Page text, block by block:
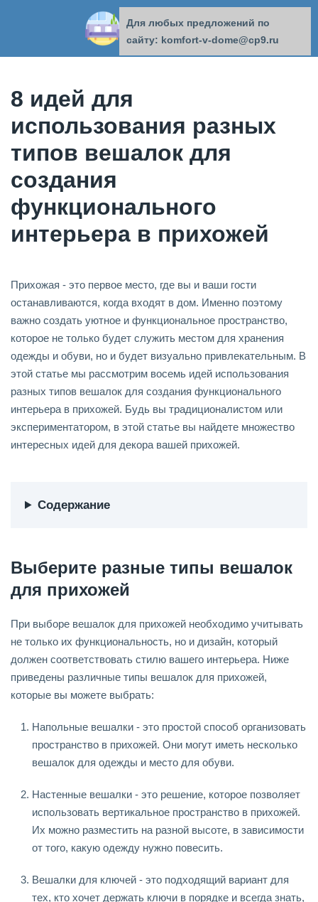
КОМФОРТ В ДОМЕ
8 идей для
использования разных
типов вешалок для
создания
функционального
интерьера в прихожей
Прихожая - это первое место, где вы и ваши гости
останавливаются, когда входят в дом. Именно поэтому
важно создать уютное и функциональное пространство,
которое не только будет служить местом для хранения
одежды и обуви, но и будет визуально привлекательным. В
этой статье мы рассмотрим восемь идей использования
разных типов вешалок для создания функционального
интерьера в прихожей. Будь вы традиционалистом или
экспериментатором, в этой статье вы найдете множество
интересных идей для декора вашей прихожей.
Содержание
Выберите разные типы вешалок
для прихожей
При выборе вешалок для прихожей необходимо учитывать
не только их функциональность, но и дизайн, который
должен соответствовать стилю вашего интерьера. Ниже
приведены различные типы вешалок для прихожей,
которые вы можете выбрать:
Напольные вешалки - это простой способ организовать
пространство в прихожей. Они могут иметь несколько
вешалок для одежды и место для обуви.
Настенные вешалки - это решение, которое позволяет
использовать вертикальное пространство в прихожей.
Их можно разместить на разной высоте, в зависимости
от того, какую одежду нужно повесить.
Вешалки для ключей - это подходящий вариант для
тех, кто хочет держать ключи в порядке и всегда знать,
Для любых предложений по
сайту: komfort-v-dome@cp9.ru